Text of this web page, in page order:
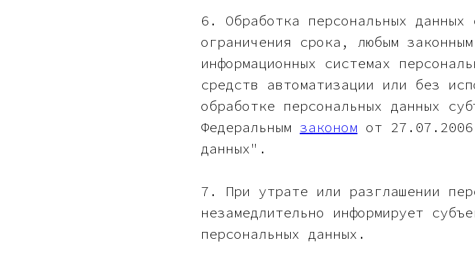
6. Обработка персональных данных
ограничения срока, любым
информационных системах
средств автоматизации или без
обработке персональных данных
Федеральным законом от
данных".
7. При утрате или разглашении
незамедлительно информирует
персональных данных.